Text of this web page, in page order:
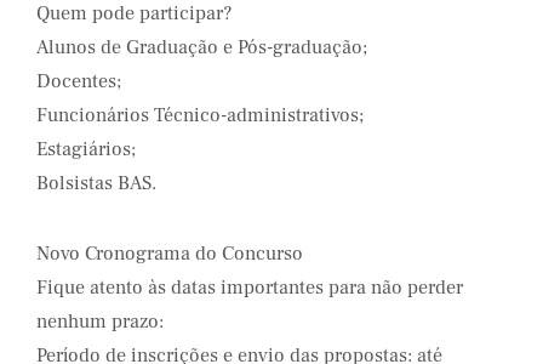
Quem pode participar?
Alunos de Graduação e Pós-graduação;
Docentes;
Funcionários Técnico-administrativos;
Estagiários;
Bolsistas BAS.
Novo Cronograma do Concurso
Fique atento às datas importantes para não perder
nenhum prazo:
Período de inscrições e envio das propostas: até